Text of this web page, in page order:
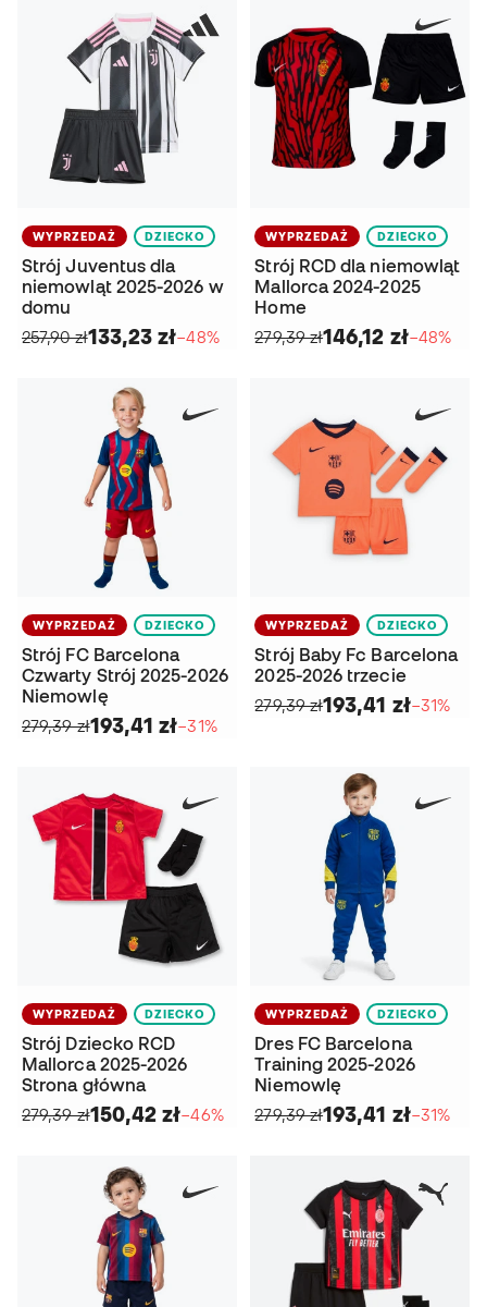
WYPRZEDAŻ DZIECKO
Strój Juventus dla
niemowląt 2025-2026 w
domu
257,90 zł133,23 zł−48%
WYPRZEDAŻ DZIECKO
Strój RCD dla niemowląt
Mallorca 2024-2025
Home
279,39 zł146,12 zł−48%
WYPRZEDAŻ DZIECKO
Strój FC Barcelona
Czwarty Strój 2025-2026
Niemowlę
279,39 zł193,41 zł−31%
WYPRZEDAŻ DZIECKO
Strój Baby Fc Barcelona
2025-2026 trzecie
279,39 zł193,41 zł−31%
WYPRZEDAŻ DZIECKO
Strój Dziecko RCD
Mallorca 2025-2026
Strona główna
279,39 zł150,42 zł−46%
WYPRZEDAŻ DZIECKO
Dres FC Barcelona
Training 2025-2026
Niemowlę
279,39 zł193,41 zł−31%